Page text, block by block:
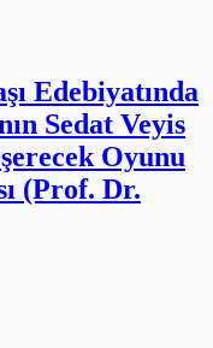
Edebiyatında
Sedat Veyis
Oyunu
(Prof. Dr.